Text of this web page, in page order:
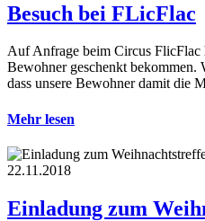
Besuch bei FLicFlac
Auf Anfrage beim Circus FlicFlac
Bewohner geschenkt bekommen.
dass unsere Bewohner damit die
Mehr lesen
22.11.2018
Einladung zum